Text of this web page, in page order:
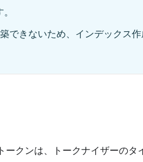
できないため、インデックス作
クンは、トークナイザーのタ